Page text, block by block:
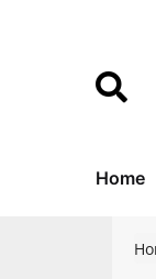
Home